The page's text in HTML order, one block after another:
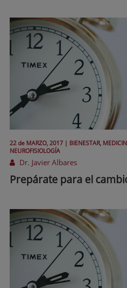
22 de MARZO, 2017 | BIENESTAR,
NEUROFISIOLOGÍA
Dr. Javier Albares
Prepárate para el